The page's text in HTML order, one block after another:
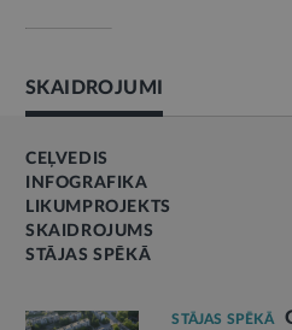
SKAIDROJUMI
CEĻVEDIS
INFOGRAFIKA
LIKUMPROJEKTS
SKAIDROJUMS
STĀJAS SPĒKĀ
STĀJAS SPĒKĀ